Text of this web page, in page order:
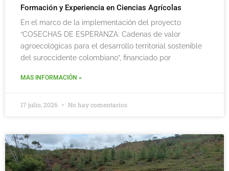
Formación y Experiencia en Ciencias Agrícolas
En el marco de la implementación del proyecto
“COSECHAS DE ESPERANZA: Cadenas de valor
agroecológicas para el desarrollo territorial sostenible
del suroccidente colombiano”, financiado por
MAS INFORMACIÓN »
17 julio, 2026 No hay comentarios